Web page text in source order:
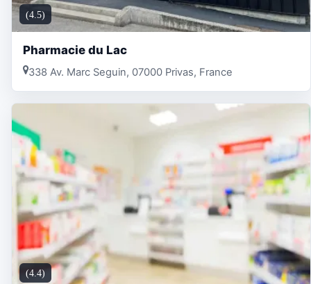
(4.5)
Pharmacie du Lac
338 Av. Marc Seguin, 07000 Privas, France
(4.4)